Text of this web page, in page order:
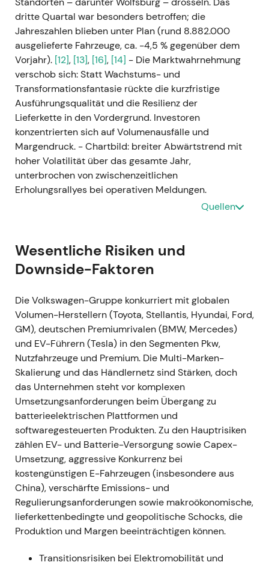
dritte Quartal war besonders betroffen; die
Jahreszahlen blieben unter Plan (rund 8.882.000
ausgelieferte Fahrzeuge, ca. −4,5 % gegenüber dem
Vorjahr). [12], [13], [16], [14] - Die Marktwahrnehmung
verschob sich: Statt Wachstums- und
Transformationsfantasie rückte die kurzfristige
Ausführungsqualität und die Resilienz der
Lieferkette in den Vordergrund. Investoren
konzentrierten sich auf Volumenausfälle und
Margendruck. - Chartbild: breiter Abwärtstrend mit
hoher Volatilität über das gesamte Jahr,
unterbrochen von zwischenzeitlichen
Erholungsrallyes bei operativen Meldungen.
März 2022 — Ukraine-Krieg: Russland-Stopp und
Lieferantenausfälle
und stoppte Exporte dorthin. Die EV-Linien in
Zwickau und Dresden wurden vorübergehend
stillgelegt; Störungen bei ukrainischen Kabelbaum-
Lieferanten zwangen zu weiteren geplanten
Kürzungen und temporären Werksschließungen in
Europa – Wolfsburg warnte explizit vor Einschnitten.
[27] ,[38],[28]- Geopolitische Risiken und die
Konzentration auf einzelne Lieferanten wurden
schlagartig material. Investoren reagierten defensiv
und begannen, politische sowie
lieferkettenbezogene Tail-Risiken neu einzupreisen.
- Chartbild: ausgeprägte schlagzeilengetriebene
Volatilität mit starken Intraday-Einbrüchen rund um
die jeweiligen Ankündigungen.
---
22. Juli 2022 — CEO-Wechsel: Herbert Diess geht,
Oliver Blume übernimmt
Quellen
Wesentliche Risiken und
Downside-Faktoren
Die Volkswagen-Gruppe konkurriert mit globalen
Volumen-Herstellern (Toyota, Stellantis, Hyundai, Ford,
GM), deutschen Premiumrivalen (BMW, Mercedes)
und EV-Führern (Tesla) in den Segmenten Pkw,
Nutzfahrzeuge und Premium. Die Multi-Marken-
Skalierung und das Händlernetz sind Stärken, doch
das Unternehmen steht vor komplexen
Umsetzungsanforderungen beim Übergang zu
batterieelektrischen Plattformen und
softwaregesteuerten Produkten. Zu den Hauptrisiken
zählen EV- und Batterie-Versorgung sowie Capex-
Umsetzung, aggressive Konkurrenz bei
kostengünstigen E-Fahrzeugen (insbesondere aus
China), verschärfte Emissions- und
Regulierungsanforderungen sowie makroökonomische,
lieferkettenbedingte und geopolitische Schocks, die
Produktion und Margen beeinträchtigen können.
Transitionsrisiken bei Elektromobilität und